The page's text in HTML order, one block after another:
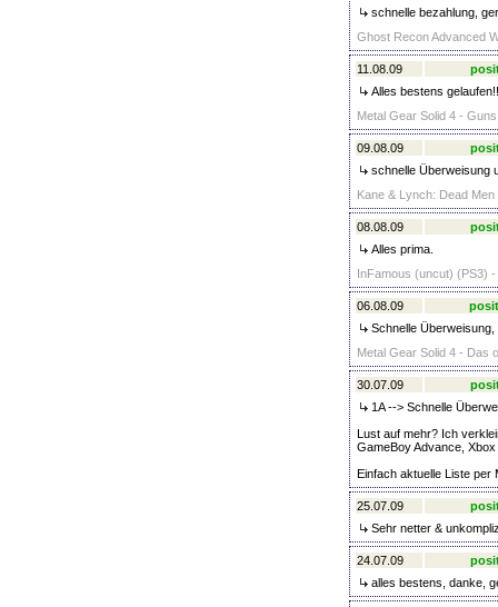
schnelle bezahlung,
Ghost Recon Advanced
11.08.09
Alles bestens
Metal Gear Solid 4 -
09.08.09
schnelle Überweisung
Kane & Lynch: Dead
08.08.09
Alles prima.
InFamous (uncut) (PS3) -
06.08.09
Schnelle Überweisung,
Metal Gear Solid 4 - Das
30.07.09
1A --> Schnelle
Lust auf mehr? Ich
GameBoy Advance,
Einfach aktuelle Liste per
25.07.09
Sehr netter &
24.07.09
alles bestens, danke,